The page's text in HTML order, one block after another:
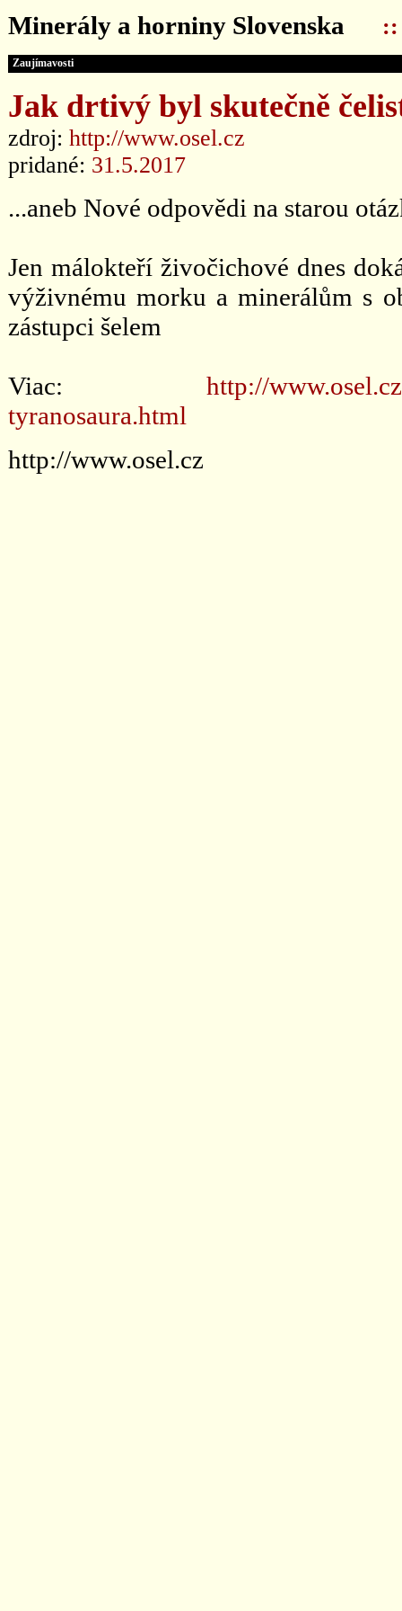
Minerály a horniny Slovenska ::
Zaujímavosti
Jak drtivý byl skutečně
zdroj: http://www.osel.cz
pridané: 31.5.2017
...aneb Nové odpovědi na starou
Jen málokteří živočichové dnes
výživnému morku a minerálům s
zástupci šelem
Viac: http://
tyranosaura.html
http://www.osel.cz